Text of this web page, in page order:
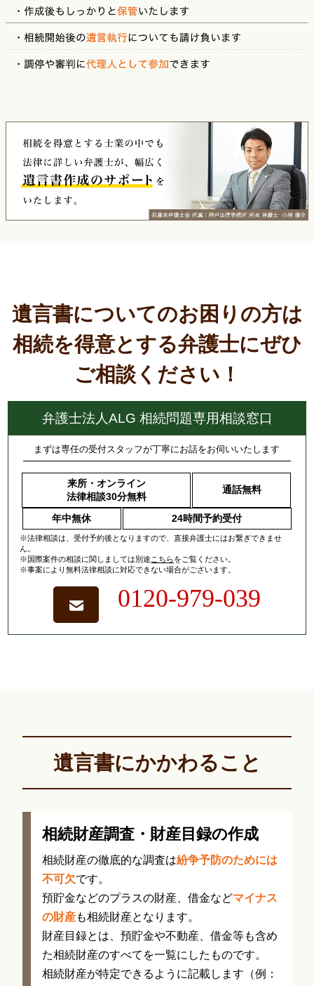
遺言書についてのお困りの方は
相続を得意とする弁護士にぜひ
ご相談ください！
弁護士法人ALG 相続問題専用相談窓口
まずは専任の受付スタッフが丁寧にお話をお伺いいたします
来所・オンライン
法律相談30分無料
通話無料
年中無休 24時間予約受付
※法律相談は、受付予約後となりますので、直接弁護士にはお繋ぎできませ
ん。
※国際案件の相談に関しましては別途 こちらをご覧ください。
※事案により無料法律相談に対応できない場合がございます。
0120-979-039
遺言書にかかわること
相続財産調査・財産目録の作成
相続財産の徹底的な調査は紛争予防のためには
不可欠です。
預貯金などのプラスの財産、借金などマイナス
の財産も相続財産となります。
財産目録とは、預貯金や不動産、借金等も含め
た相続財産のすべてを一覧にしたものです。
相続財産が特定できるように記載します（例：